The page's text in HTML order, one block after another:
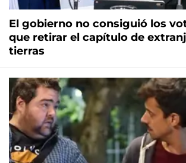
El gobierno no consiguió los
que retirar el capítulo de
tierras